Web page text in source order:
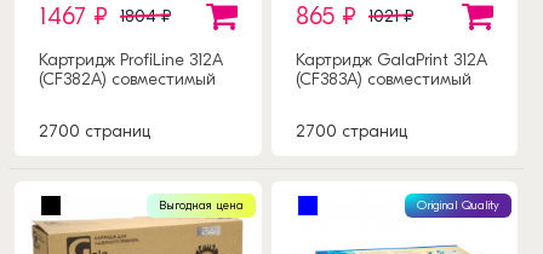
1467 ₽ 1804 ₽
Картридж ProfiLine 312A
(CF382A) совместимый
2700 страниц
865 ₽ 1021 ₽
Картридж GalaPrint 312A
(CF383A) совместимый
2700 страниц
Выгодная цена Original Quality